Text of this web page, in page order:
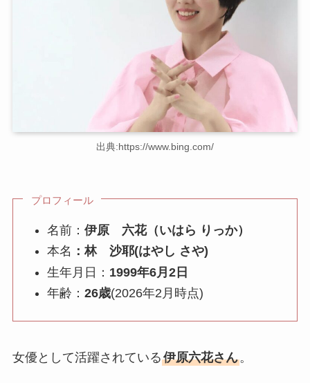
出典:https://www.bing.com/
プロフィール
名前：伊原 六花（いはら りっか）
本名 ：林 沙耶(はやし さや)
生年月日： 1999年6月2日
年齢：26歳(2026年2月時点)
女優として活躍されている伊原六花さん。